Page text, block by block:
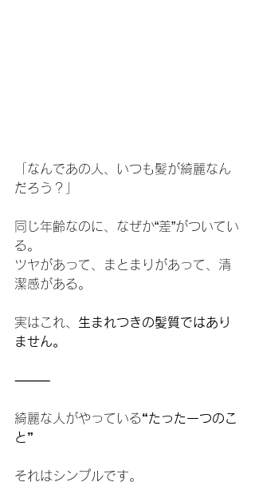
「なんであの人、いつも髪が綺麗なん
だろう？」
同じ年齢なのに、なぜか“差”がついてい
る。
ツヤがあって、まとまりがあって、清
潔感がある。
実はこれ、 生まれつきの髪質ではあり
ません。
⸻
綺麗な人がやっている“たった一つのこ
と”
それはシンプルです。